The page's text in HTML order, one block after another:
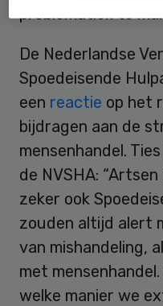
problematiek te
De Nederlandse
Spoedeisende
een reactie op het
bijdragen aan de
mensenhandel.
de NVSHA:
zeker ook
zouden altijd alert
van mishandeling,
met
welke manier we